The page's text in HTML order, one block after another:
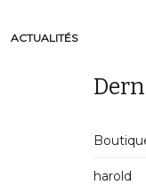
ACTUALITÉS
harold